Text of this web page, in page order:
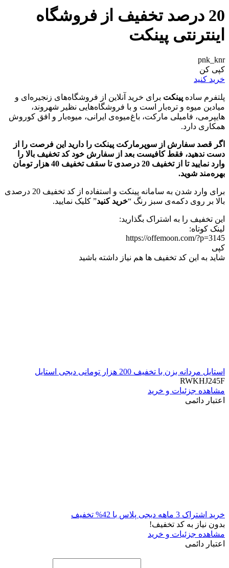
20 درصد تخفیف از فروشگاه
اینترنتی پینکت
pnk_knr
کپی کن
خرید کنید
پلتفرم ساده پینکت برای خرید آنلاین از فروشگاه‌های زنجیره‌ای و
میادین میوه و تره‌بار است و با فروشگاه‌هایی نظیر شهروند،
هایپرمی، فامیلی مارکت، باغ‌میوه‌‌ی ایرانی، میوه‌بار و افق کوروش
همکاری دارد.
اگر قصد سفارش از سوپرمارکت پینکت را دارید این فرصت را از
دست ندهید، فقط کافیست بعد از سفارش خود کد تخفیف بالا را
وارد نمایید تا از تخفیف 20 درصدی تا سقف تخفیف 40 هزار تومان
بهره‌مند شوید.
برای وارد شدن به سامانه پینکت و استفاده از کد تخفیف 20 درصدی
بالا بر روی دکمه‌ی سبز رنگ “خرید کنید” کلیک نمایید.
این تخفیف را به اشتراک بگذارید:
لینک کوتاه:
https://offemoon.com/?p=3145
کپی
شاید به این کد تخفیف ها هم نیاز داشته باشید
استایل مردانه بزن با تخفیف 200 هزار تومانی دیجی استایل
RWKHJ245F
مشاهده جزئیات و خرید
اعتبار دائمی
خرید اشتراک 3 ماهه دیجی پلاس با 42% تخفیف
بدون نیاز به کد تخفیف!
مشاهده جزئیات و خرید
اعتبار دائمی